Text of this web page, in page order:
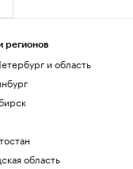
регионов
и область
область